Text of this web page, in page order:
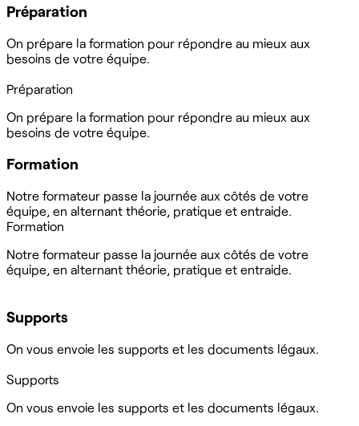
Préparation
On prépare la formation pour répondre au mieux aux
besoins de votre équipe.
Préparation
On prépare la formation pour répondre au mieux aux
besoins de votre équipe.
Formation
Notre formateur passe la journée aux côtés de votre
équipe, en alternant théorie, pratique et entraide.
Formation
Notre formateur passe la journée aux côtés de votre
équipe, en alternant théorie, pratique et entraide.
Supports
On vous envoie les supports et les documents légaux.
Supports
On vous envoie les supports et les documents légaux.